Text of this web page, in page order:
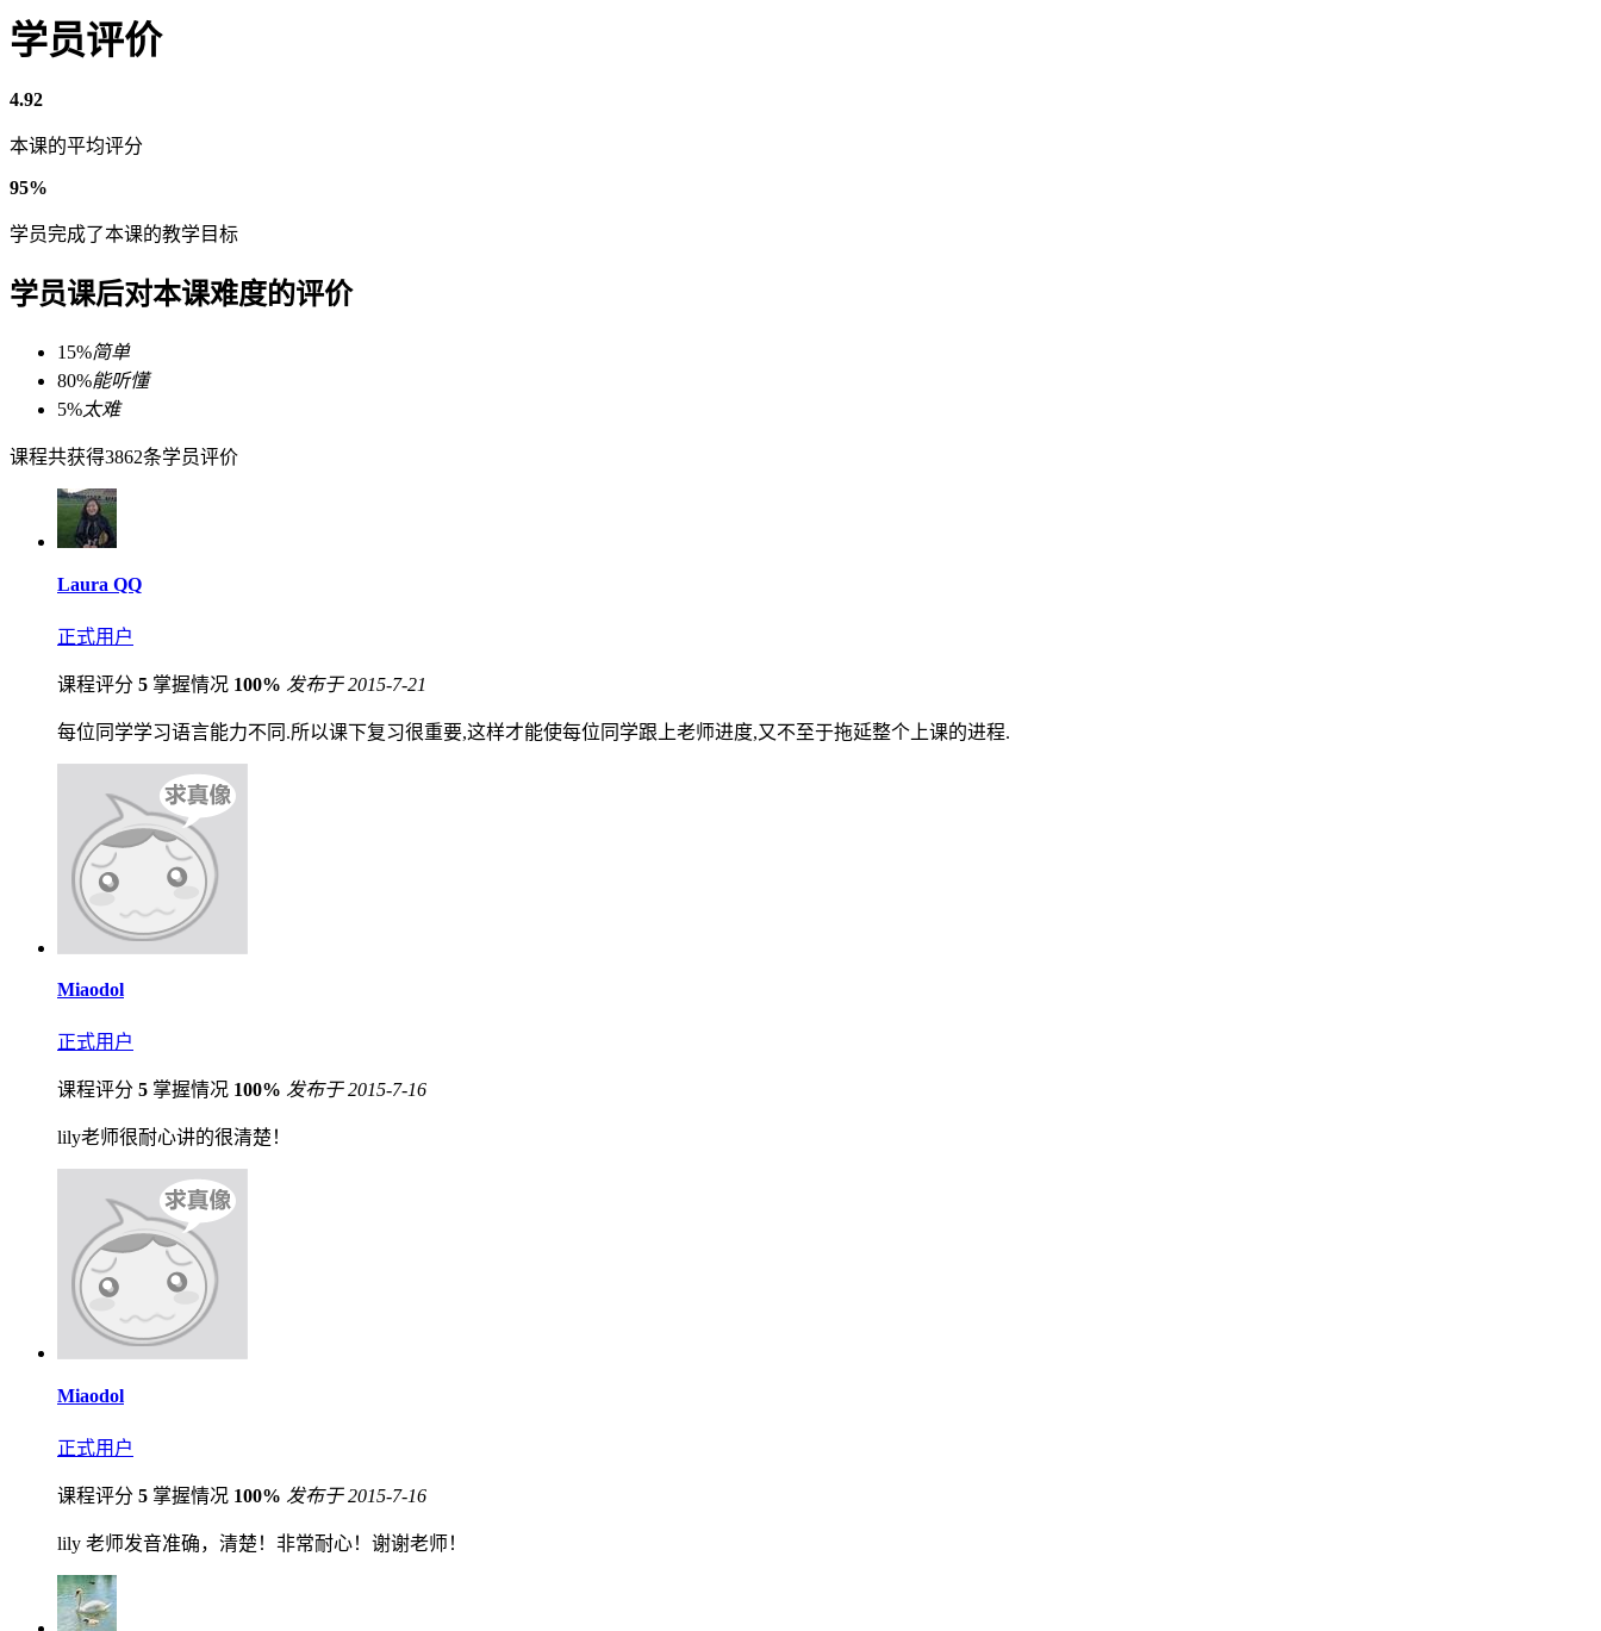
学员评价
4.92
本课的平均评分
95%
学员完成了本课的教学目标
学员课后对本课难度的评价
15%简单
80%能听懂
5%太难
课程共获得3862条学员评价
Laura QQ
正式用户
课程评分 5 掌握情况 100% 发布于 2015-7-21
每位同学学习语言能力不同.所以课下复习很重要,这样才能使每位同学跟上老师进度,又不至于拖延整个上课的进程.
Miaodol
正式用户
课程评分 5 掌握情况 100% 发布于 2015-7-16
lily老师很耐心讲的很清楚！
Miaodol
正式用户
课程评分 5 掌握情况 100% 发布于 2015-7-16
lily 老师发音准确，清楚！非常耐心！谢谢老师！